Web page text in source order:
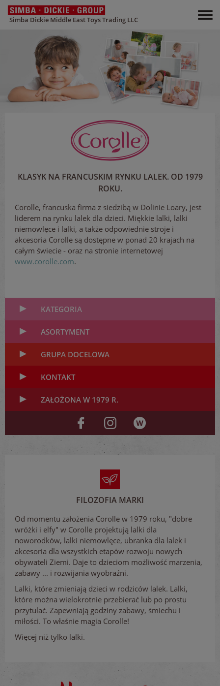
Simba Dickie Middle East Toys Trading LLC
KLASYK NA FRANCUSKIM RYNKU LALEK. OD 1979
ROKU.
Corolle, francuska firma z siedzibą w Dolinie Loary, jest
liderem na rynku lalek dla dzieci. Miękkie lalki, lalki
niemowlęce i lalki, a także odpowiednie stroje i
akcesoria Corolle są dostępne w ponad 20 krajach na
całym świecie - oraz na stronie internetowej
www.corolle.com.
KATEGORIA
ASORTYMENT
GRUPA DOCELOWA
KONTAKT
ZAŁOŻONA W 1979 R.
FILOZOFIA MARKI
Od momentu założenia Corolle w 1979 roku, "dobre
wróżki i elfy" w Corolle projektują lalki dla
noworodków, lalki niemowlęce, ubranka dla lalek i
akcesoria dla wszystkich etapów rozwoju nowych
obywateli Ziemi. Daje to dzieciom możliwość marzenia,
zabawy ... i rozwijania wyobraźni.
Lalki, które zmieniają dzieci w rodziców lalek. Lalki,
które można wielokrotnie przebierać lub po prostu
przytulać. Zapewniają godziny zabawy, śmiechu i
miłości. To właśnie magia Corolle!
Więcej niż tylko lalki.